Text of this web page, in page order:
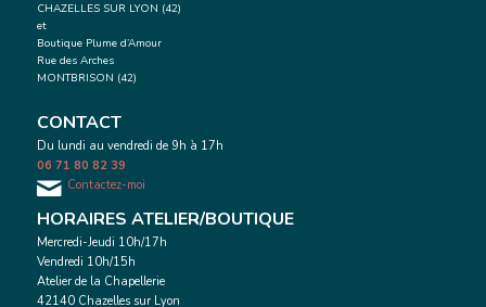
CHAZELLES SUR LYON (42)
et
Boutique Plume d’Amour
Rue des Arches
MONTBRISON (42)
CONTACT
Du lundi au vendredi de 9h à 17h
06 71 80 82 39
Contactez-moi
HORAIRES ATELIER/BOUTIQUE
Mercredi-Jeudi 10h/17h
Vendredi 10h/15h
Atelier de la Chapellerie
42140 Chazelles sur Lyon